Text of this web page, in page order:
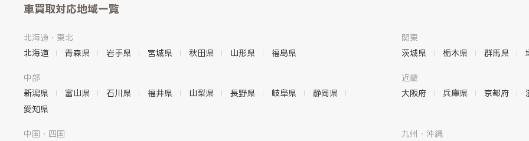
車買取対応地域一覧
北海道・東北
北海道
青森県 岩手県 宮城県 秋田県 山形県 福島県
関東
茨城県
栃木県 群馬県
中部
新潟県
富山県 石川県 福井県 山梨県 長野県 岐阜県
静岡県
愛知県
近畿
大阪府
兵庫県 京都府
中国・四国
九州・沖縄